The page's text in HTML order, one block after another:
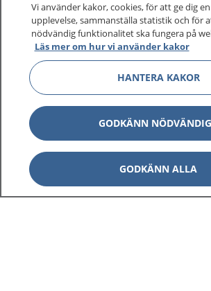
Vi använder kakor, cookies, för att ge dig
upplevelse, sammanställa statistik och för
nödvändig funktionalitet ska fungera på
Läs mer om hur vi använder kakor
HANTERA KAKOR
GODKÄNN
GODKÄNN ALLA